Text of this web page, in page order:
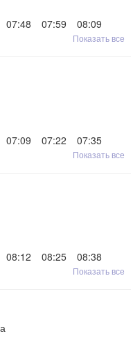
07:48 07:59
08:09
Показать все
07:09 07:22
07:35
Показать все
08:12 08:25
08:38
Показать все